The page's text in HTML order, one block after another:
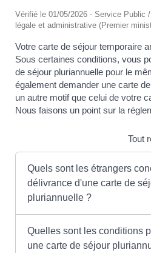
Vérifié le 01/05/2026 - Service Public
légale et administrative (Premier
Votre carte de séjour temporaire
Sous certaines conditions, vous
de séjour pluriannuelle pour le
également demander une carte
un autre motif que celui de votre
Nous faisons un point sur la
Tout
Quels sont les étrangers
délivrance d'une carte de
pluriannuelle ?
Quelles sont les conditions
une carte de séjour